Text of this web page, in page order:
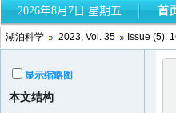
湖泊科学 2023, Vol. 35 Issue (5):
显示缩略图
本文结构